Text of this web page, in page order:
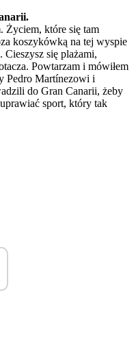
Życiem, które się tam
koszykówką na tej wyspie
Cieszysz się plażami,
Powtarzam i mówiłem
Pedro Martínezowi i
do Gran Canarii, żeby
sport, który tak